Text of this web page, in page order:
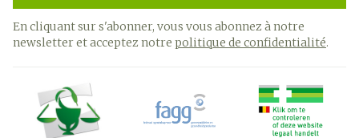
En cliquant sur s'abonner, vous vous abonnez à notre
newsletter et acceptez notre politique de confidentialité.